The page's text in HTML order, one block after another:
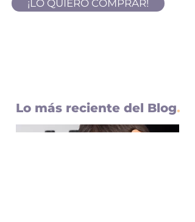
¡LO QUIERO COMPRAR!
Lo más reciente del Blog.